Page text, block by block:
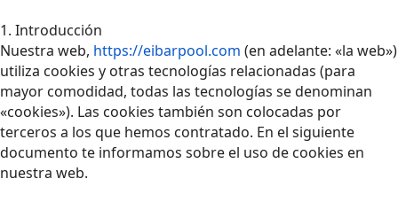
1. Introducción
Nuestra web, https://eibarpool.com (en adelante: «la web»)
utiliza cookies y otras tecnologías relacionadas (para
mayor comodidad, todas las tecnologías se denominan
«cookies»). Las cookies también son colocadas por
terceros a los que hemos contratado. En el siguiente
documento te informamos sobre el uso de cookies en
nuestra web.